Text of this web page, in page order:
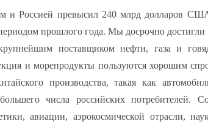
и Россией превысил 240 млрд долларов
прошлого года. Мы досрочно достигли
крупнейшим поставщиком нефти, газа и
и морепродукты пользуются хорошим
производства, такая как
числа российских потребителей.
авиации, аэрокосмической отрасли,